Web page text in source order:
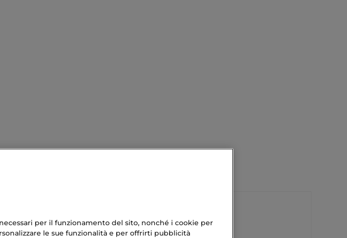
Profumi Gucci Uomo Crema Viso Per Uomo
per il funzionamento del sito, nonché i cookie per
le sue funzionalità e per offrirti pubblicità